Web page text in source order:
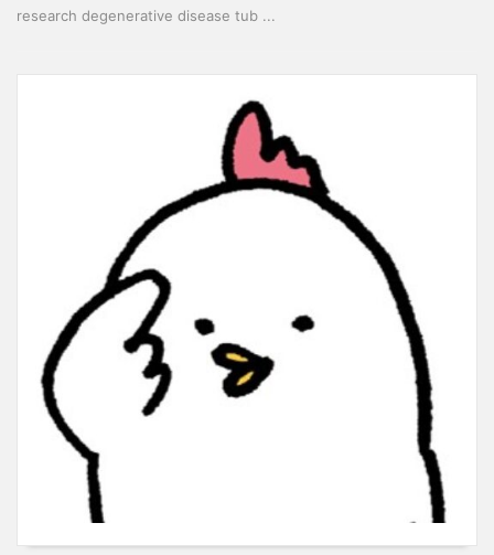
research degenerative disease tub ...